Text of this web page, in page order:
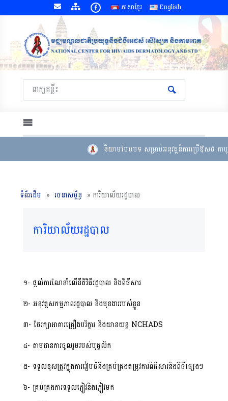
ភាសាខ្មែរ English
និយាមបែបបទ សម្រាប់អនុវត្តន៍ការប្រើឳសថ កាបូ
ទំព័រដើម » រចនាសម្ព័ន្ធ » ការិយាល័យរដ្ឋបាល
ការិយាល័យរដ្ឋបាល
១- ផ្តល់ការណែនាំលើនីតិវិធីរដ្ឋបាល និងពិធីសារ
២- អនុវត្តសកម្មភាពរដ្ឋបាល និងមុខងាររបស់ខ្លួន
៣- ថែរក្សាអាគារគ្រឿងបរិក្ខារ និងយានយន្ត NCHADS
៤- តាមដានការចូលរួមរបស់បុគ្គលិក
៥- ទទួលខុសត្រូវក្នុងការរៀបចំនិងគ្រប់គ្រងតម្រូវការពិធីសារនិងពិធីផ្សេងៗ
៦- គ្រប់គ្រងការទទួលភ្ញៀវនិងភ្ញៀវមក